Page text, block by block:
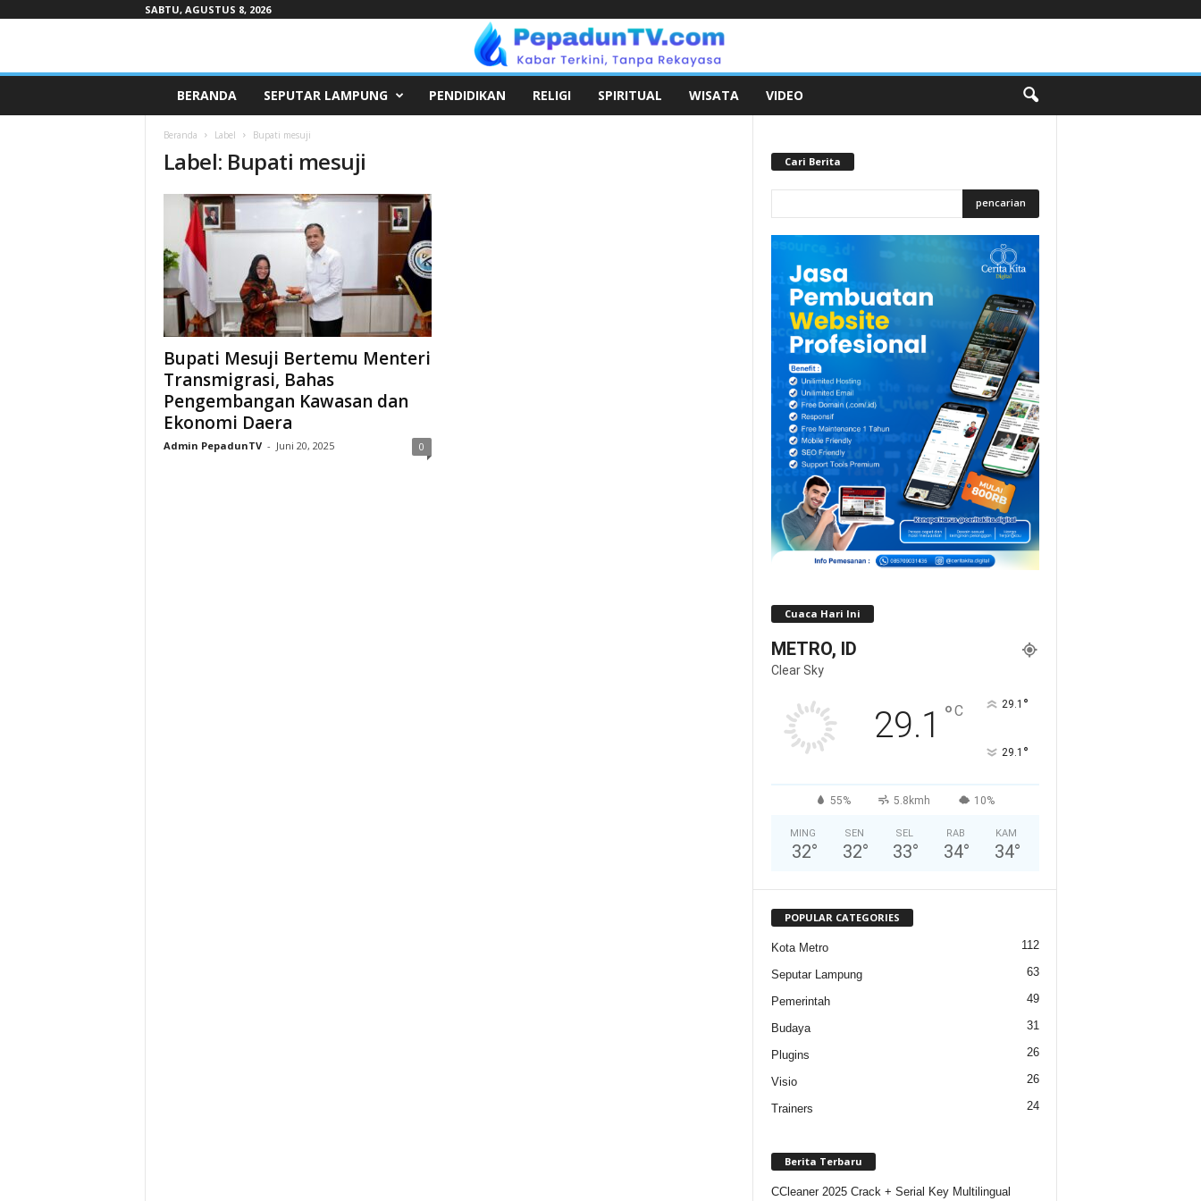
SABTU, AGUSTUS 8, 2026
BERANDA SEPUTAR LAMPUNG PENDIDIKAN RELIGI SPIRITUAL WISATA VIDEO
Beranda Label Bupati mesuji
Label: Bupati mesuji
Bupati Mesuji Bertemu Menteri
Transmigrasi, Bahas
Pengembangan Kawasan dan
Ekonomi Daera
Admin PepadunTV - Juni 20, 2025 0
Cari Berita
Cuaca Hari Ini
METRO, ID
Clear Sky
29.1 °C 29.1 °
29.1 °
55% 5.8kmh 10%
MING
32°
SEN
32°
SEL
33°
RAB
34°
KAM
34°
POPULAR CATEGORIES
Kota Metro 112
Seputar Lampung 63
Pemerintah 49
Budaya 31
Plugins 26
Visio 26
Trainers 24
Berita Terbaru
CCleaner 2025 Crack + Serial Key Multilingual